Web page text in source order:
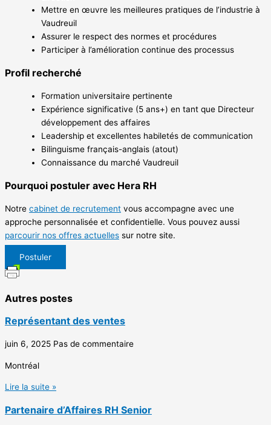
Mettre en œuvre les meilleures pratiques de l’industrie à
Vaudreuil
Assurer le respect des normes et procédures
Participer à l’amélioration continue des processus
Profil recherché
Formation universitaire pertinente
Expérience significative (5 ans+) en tant que Directeur
développement des affaires
Leadership et excellentes habiletés de communication
Bilinguisme français-anglais (atout)
Connaissance du marché Vaudreuil
Pourquoi postuler avec Hera RH
Notre cabinet de recrutement vous accompagne avec une
approche personnalisée et confidentielle. Vous pouvez aussi
parcourir nos offres actuelles sur notre site.
Postuler
Autres postes
Représentant des ventes
juin 6, 2025 Pas de commentaire
Montréal
Lire la suite »
Partenaire d’Affaires RH Senior